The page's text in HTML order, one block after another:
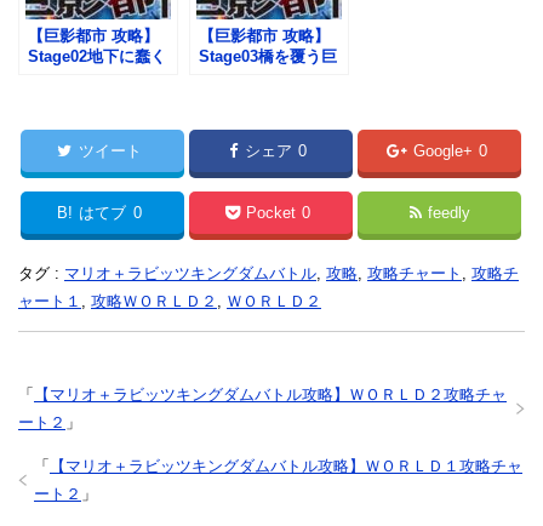
【巨影都市 攻略】
Stage02地下に蠢く
【巨影都市 攻略】
Stage03橋を覆う巨
ツイート シェア 0 Google+ 0
B! はてブ 0 Pocket 0 feedly
タグ : マリオ＋ラビッツキングダムバトル, 攻略, 攻略チャート , 攻略チ
ャート１ , 攻略ＷＯＲＬＤ２ , ＷＯＲＬＤ２
「
【マリオ＋ラビッツキングダムバトル攻略】ＷＯＲＬＤ２攻略チャ
ート２ 」
「 【マリオ＋ラビッツキングダムバトル攻略】ＷＯＲＬＤ１攻略チャ
ート２ 」